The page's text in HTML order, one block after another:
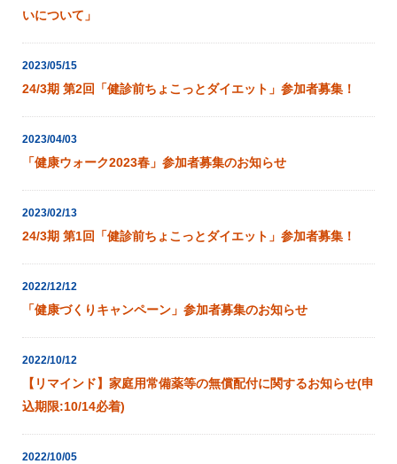
いについて」
2023/05/15
24/3期 第2回「健診前ちょこっとダイエット」参加者募集！
2023/04/03
「健康ウォーク2023春」参加者募集のお知らせ
2023/02/13
24/3期 第1回「健診前ちょこっとダイエット」参加者募集！
2022/12/12
「健康づくりキャンペーン」参加者募集のお知らせ
2022/10/12
【リマインド】家庭用常備薬等の無償配付に関するお知らせ(申
込期限:10/14必着)
2022/10/05